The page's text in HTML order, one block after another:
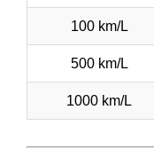
100 km/L
500 km/L
1000 km/L